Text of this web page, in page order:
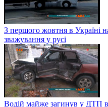
З першого жовтня в Україні
зважування у русі
Водій майже загинув у ДТП